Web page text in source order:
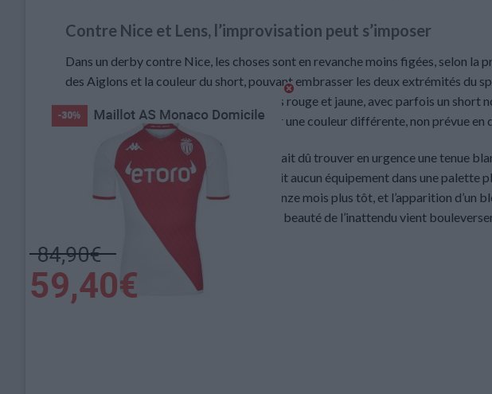
Contre Nice et Lens, l’improvisation peut s’imposer
Dans un derby contre Nice, les choses sont en revanche moins figées, selon la
des Aiglons et la couleur du short, pouvant embrasser les deux extrémités du
également contre Lens, dont les couleurs rouge et jaune, avec parfois un short
l’ASM, l’obligeant parfois même à porter une couleur différente, non prévue en
Il y a 20 ans, en janvier 2006, Monaco avait dû trouver en urgence une tenue
maillot extérieur était jaune, et elle n’avait aucun équipement dans une palette
sans doute celui du derby contre Nice, onze mois plus tôt, et l’apparition d’un
retourné de David Gigliotti. Où quand la beauté de l’inattendu vient